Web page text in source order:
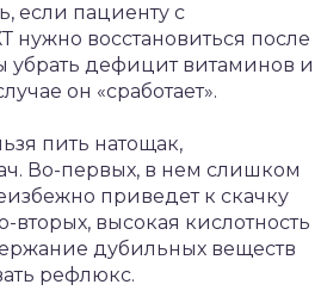
если пациенту с
нужно восстановиться после
убрать дефицит витаминов и
он «сработает».
пить натощак,
Во-первых, в нем слишком
приведет к скачку
вторых, высокая кислотность
дубильных веществ
рефлюкс.